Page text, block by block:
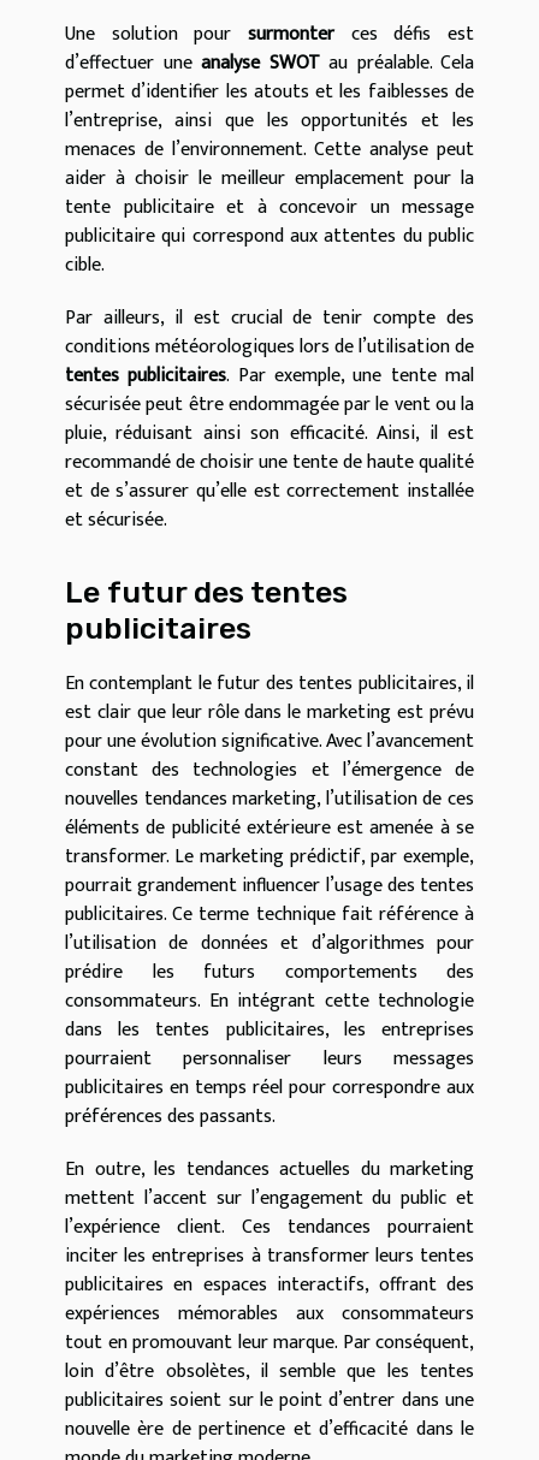
Une solution pour surmonterces défis est
d’effectuer une analyse SWOTau préalable. Cela
permet d’identifier les atouts et les faiblesses de
l’entreprise, ainsi que les opportunités et les
menaces de l’environnement. Cette analyse peut
aider à choisir le meilleur emplacement pour la
tente publicitaire et à concevoir un message
publicitaire qui correspond aux attentes du public
cible.
Par ailleurs, il est crucial de tenir compte des
conditions météorologiques lors de l’utilisation de
tentes publicitaires. Par exemple, une tente mal
sécurisée peut être endommagée par le vent ou la
pluie, réduisant ainsi son efficacité. Ainsi, il est
recommandé de choisir une tente de haute qualité
et de s’assurer qu’elle est correctement installée
et sécurisée.
Le futur des tentes
publicitaires
En contemplant le futur des tentes publicitaires, il
est clair que leur rôle dans le marketing est prévu
pour une évolution significative. Avec l’avancement
constant des technologies et l’émergence de
nouvelles tendances marketing, l’utilisation de ces
éléments de publicité extérieure est amenée à se
transformer. Le marketing prédictif, par exemple,
pourrait grandement influencer l’usage des tentes
publicitaires. Ce terme technique fait référence à
l’utilisation de données et d’algorithmes pour
prédire les futurs comportements des
consommateurs. En intégrant cette technologie
dans les tentes publicitaires, les entreprises
pourraient personnaliser leurs messages
publicitaires en temps réel pour correspondre aux
préférences des passants.
En outre, les tendances actuelles du marketing
mettent l’accent sur l’engagement du public et
l’expérience client. Ces tendances pourraient
inciter les entreprises à transformer leurs tentes
publicitaires en espaces interactifs, offrant des
expériences mémorables aux consommateurs
tout en promouvant leur marque. Par conséquent,
loin d’être obsolètes, il semble que les tentes
publicitaires soient sur le point d’entrer dans une
nouvelle ère de pertinence et d’efficacité dans le